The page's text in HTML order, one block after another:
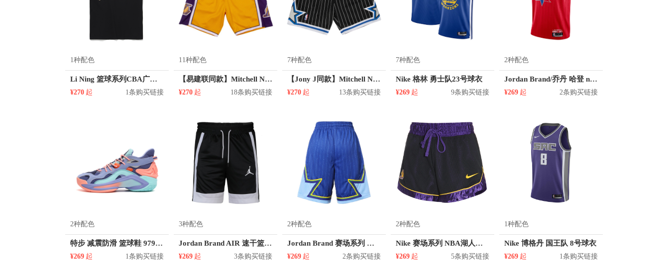
1种配色
Li Ning 篮球系列CBA广东队总冠军纪念短袖T恤 AHSQ949
¥270 起 1条购买链接
11种配色
【易建联同款】Mitchell Ness SW系列96-16年NBA湖人队渐变字母印花篮球运动短裤
¥270 起 18条购买链接
7种配色
【Jony J同款】Mitchell Ness 赛场系列 NBA奥兰多魔术队球迷版复古美式网眼SW条纹球裤松紧透气麦迪篮球五分裤直筒速干运动短裤
¥270 起 13条购买链接
7种配色
Nike 格林 勇士队23号球衣
¥269 起 9条购买链接
2种配色
Jordan Brand/乔丹 哈登 nba全明星 13号球衣SW
¥269 起 2条购买链接
2种配色
特步 减震防滑 篮球鞋 979418120024
¥269 起 1条购买链接
3种配色
Jordan Brand AIR 速干篮球透气系带拼接合身运动短裤 CT4764
¥269 起 3条购买链接
2种配色
Jordan Brand 赛场系列 明星款运动短裤 CJ1067
¥269 起 2条购买链接
2种配色
Nike 赛场系列 NBA湖人队女子系带篮球运动短裤 AV0211
¥269 起 5条购买链接
1种配色
Nike 博格丹 国王队 8号球衣
¥269 起 1条购买链接